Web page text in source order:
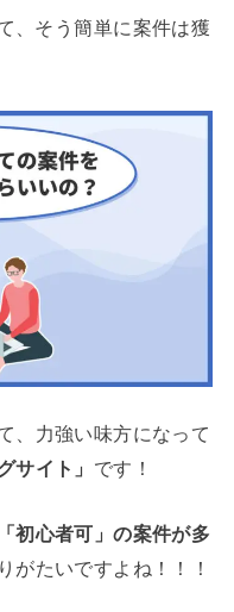
、そう簡単に案件は獲
、 力強い味方になって
サイト」 です！
「初心者可」の案件が多
がたいですよね！！！